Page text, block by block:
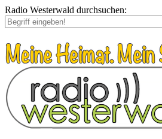
Radio Westerwald durchsuchen: